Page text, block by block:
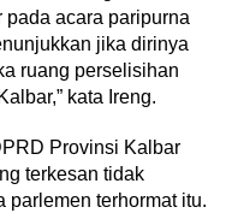
acara paripurna
jika dirinya
ruang perselisihan
kata Ireng.
Provinsi Kalbar
terkesan tidak
parlemen terhormat itu.